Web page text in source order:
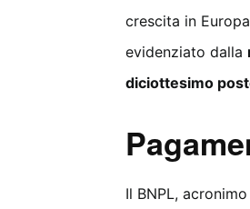
crescita in
evidenziato dalla
diciottesimo
Il BNPL,